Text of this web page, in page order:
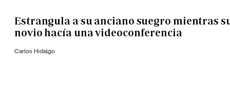
Estrangula a su anciano suegro mientras
novio hacía una videoconferencia
Carlos Hidalgo